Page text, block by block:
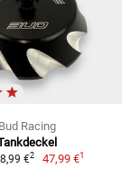
Bud Racing
€2 47,99 €1